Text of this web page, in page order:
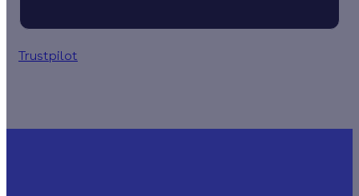
Trustpilot